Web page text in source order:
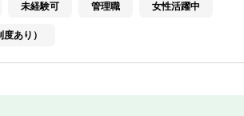
未経験可 管理職 女性活躍中
あり）